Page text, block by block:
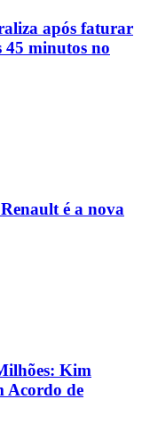
após faturar
45 minutos no
é a nova
Kim
Acordo de